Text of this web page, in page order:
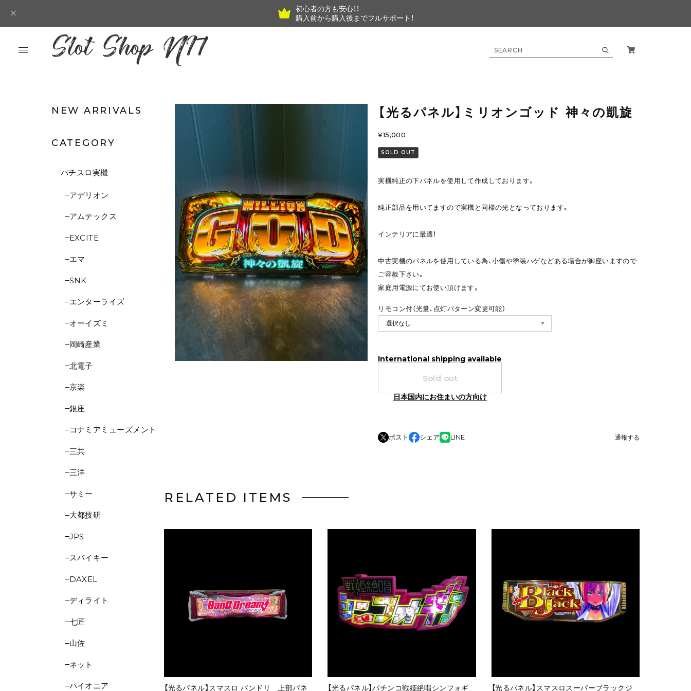
初心者の方も安心！！
購入前から購入後までフルサポート！
NEW ARRIVALS
CATEGORY
パチスロ実機
アデリオン
アムテックス
EXCITE
エマ
SNK
エンターライズ
オーイズミ
岡崎産業
北電子
京楽
銀座
コナミアミューズメント
三共
三洋
サミー
大都技研
JPS
スパイキー
DAXEL
ディライト
七匠
山佐
ネット
パイオニア
【光るパネル】ミリオンゴッド 神々の凱旋
¥15,000
SOLD OUT
実機純正の下パネルを使用して作成しております。
純正部品を用いてますので実機と同様の光となっております。
インテリアに最適！
中古実機のパネルを使用している為、小傷や塗装ハゲなどある場合が御座いますので
ご容赦下さい。
家庭用電源にてお使い頂けます。
リモコン付（光量、点灯パターン変更可能）
International shipping available
Sold out
日本国内にお住まいの方向け
ポスト シェア LINE 通報する
RELATED ITEMS
【光るパネル】スマスロ バンドリ 上部パネ
【光るパネル】パチンコ戦姫絶唱シンフォギ
【光るパネル】スマスロスーパーブラックジ